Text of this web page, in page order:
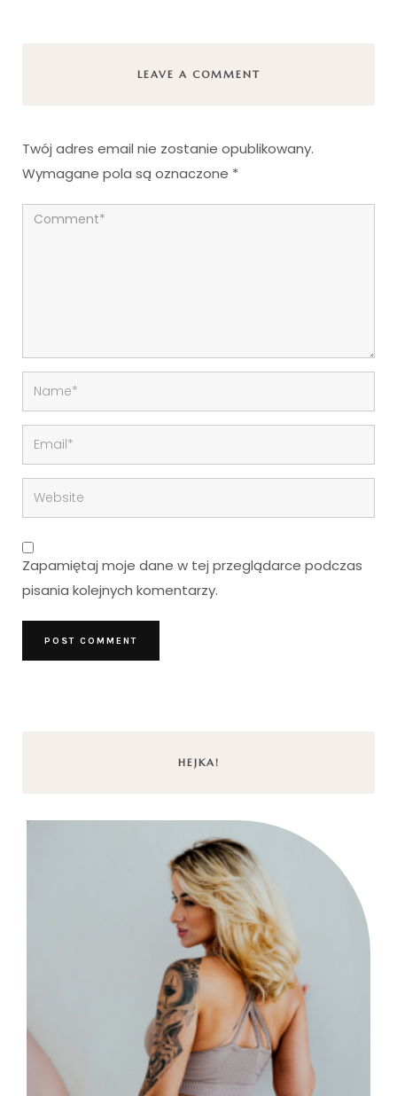
LEAVE A COMMENT
Twój adres email nie zostanie opublikowany.
Wymagane pola są oznaczone *
Zapamiętaj moje dane w tej przeglądarce podczas
pisania kolejnych komentarzy.
HEJKA!